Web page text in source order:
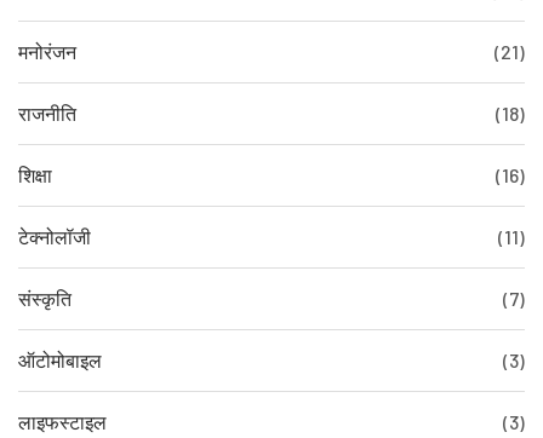
मनोरंजन (21)
राजनीति (18)
शिक्षा (16)
टेक्नोलॉजी (11)
संस्कृति (7)
ऑटोमोबाइल (3)
लाइफस्टाइल (3)